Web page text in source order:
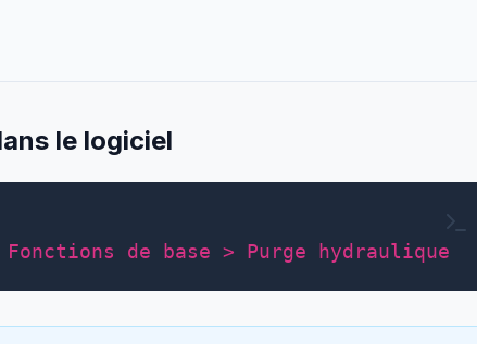
le logiciel
Fonctions de base > Purge hydraulique